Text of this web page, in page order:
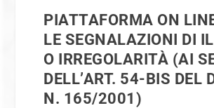
PIATTAFORMA ON
LE SEGNALAZIONI DI
O IRREGOLARITÀ (AI
DELL’ART. 54-BIS DEL
N. 165/2001)